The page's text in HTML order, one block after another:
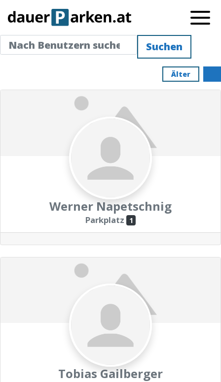
Nach Benutzern suchen ...
Nach Benutzern suchen ...
Suchen
Älter
Werner Napetschnig
Parkplatz 1
Tobias Gailberger